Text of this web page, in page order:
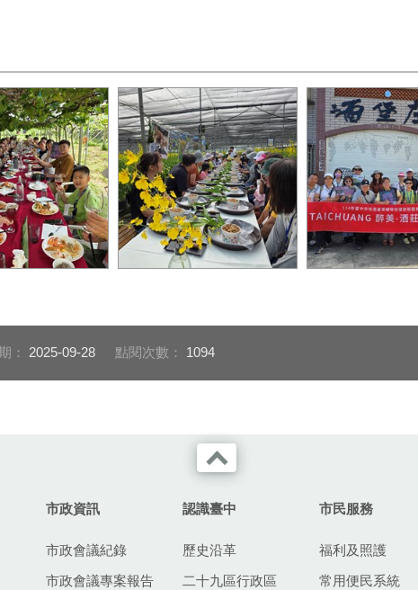
： 2025-09-28 點閱次數： 1094
市政資訊
市政會議紀錄
市政會議專案報告
認識臺中
歷史沿革
二十九區行政區
市民服務
福利及照護
常用便民系統